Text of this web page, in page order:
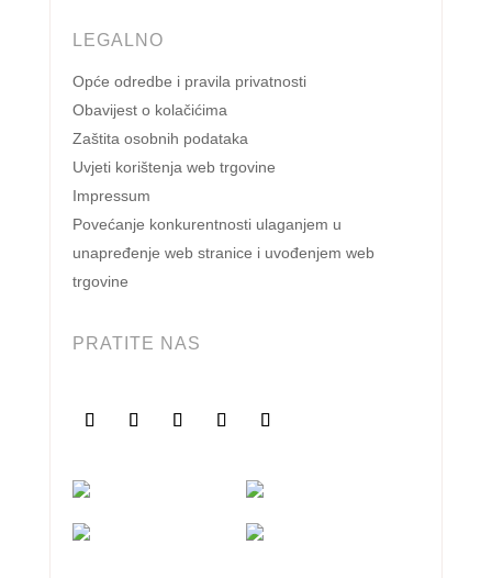
LEGALNO
Opće odredbe i pravila privatnosti
Obavijest o kolačićima
Zaštita osobnih podataka
Uvjeti korištenja web trgovine
Impressum
Povećanje konkurentnosti ulaganjem u
unapređenje web stranice i uvođenjem web
trgovine
PRATITE NAS